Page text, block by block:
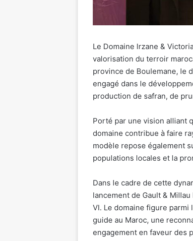
Le Domaine Irzane &
valorisation du terroir
province de Boulemane, le
engagé dans le
production de safran, de
Porté par une vision alliant
domaine contribue à faire
modèle repose également
populations locales et la
Dans le cadre de cette
lancement de Gault &
VI. Le domaine figure
guide au Maroc, une
engagement en faveur des